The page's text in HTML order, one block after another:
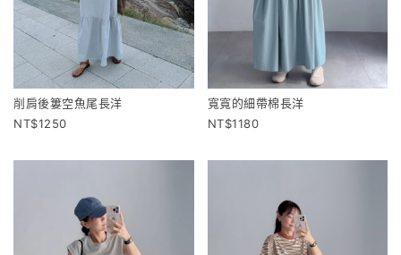
削肩後簍空魚尾長洋
1250
寬寬的細帶棉長洋
1180